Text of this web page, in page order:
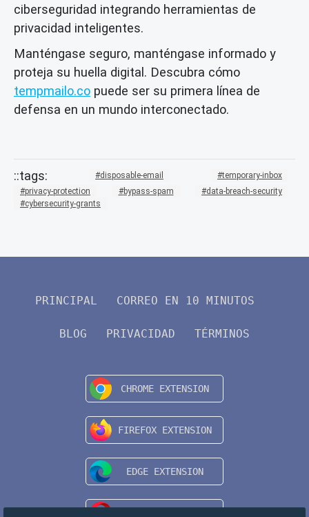
ciberseguridad integrando herramientas de
privacidad inteligentes.
Manténgase seguro, manténgase informado y
proteja su huella digital. Descubra cómo
tempmailo.co puede ser su primera línea de
defensa en un mundo interconectado.
disposable-email
temporary-inbox
privacy-protection
bypass-spam
data-breach-security
cybersecurity-grants
PRINCIPAL CORREO EN 10 MINUTOS
BLOG PRIVACIDAD TÉRMINOS